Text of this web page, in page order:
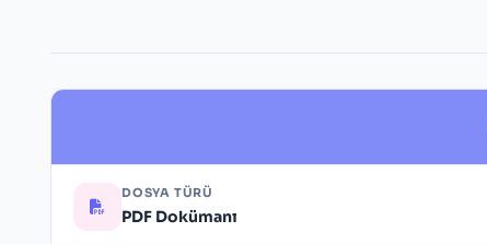
DOSYA TÜRÜ
PDF Dokümanı